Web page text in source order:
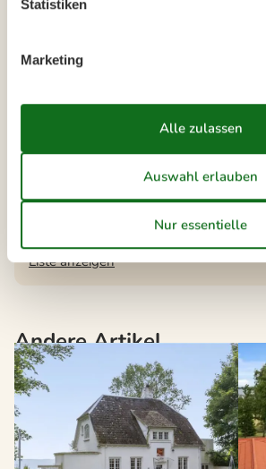
einen fantastischen Urlaub voller
Die neusten Artikel
Vermietung von Ferienhäuser Prästö
Liste anzeigen
Andere Artikel
Statistiken
Marketing